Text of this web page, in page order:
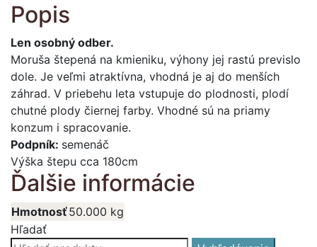
Popis
Len osobný odber.
Moruša štepená na kmieniku, výhony jej rastú previslo
dole. Je veľmi atraktívna, vhodná je aj do menších
záhrad. V priebehu leta vstupuje do plodnosti, plodí
chutné plody čiernej farby. Vhodné sú na priamy
konzum i spracovanie.
Podpník: semenáč
Výška štepu cca 180cm
Ďalšie informácie
Hmotnosť50.000 kg
Hľadať